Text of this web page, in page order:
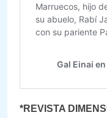
*REVISTA